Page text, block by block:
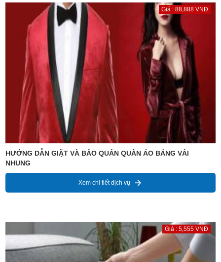
Giá : 88,888 VNĐ
HƯỚNG DẪN GIẶT VÀ BẢO QUẢN QUẦN ÁO BẰNG VẢI
NHUNG
Xem chi tiết dịch vụ
Giá : 5,555 VNĐ